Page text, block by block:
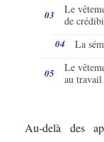
Le
de
La
Le
au travail
Au-delà des